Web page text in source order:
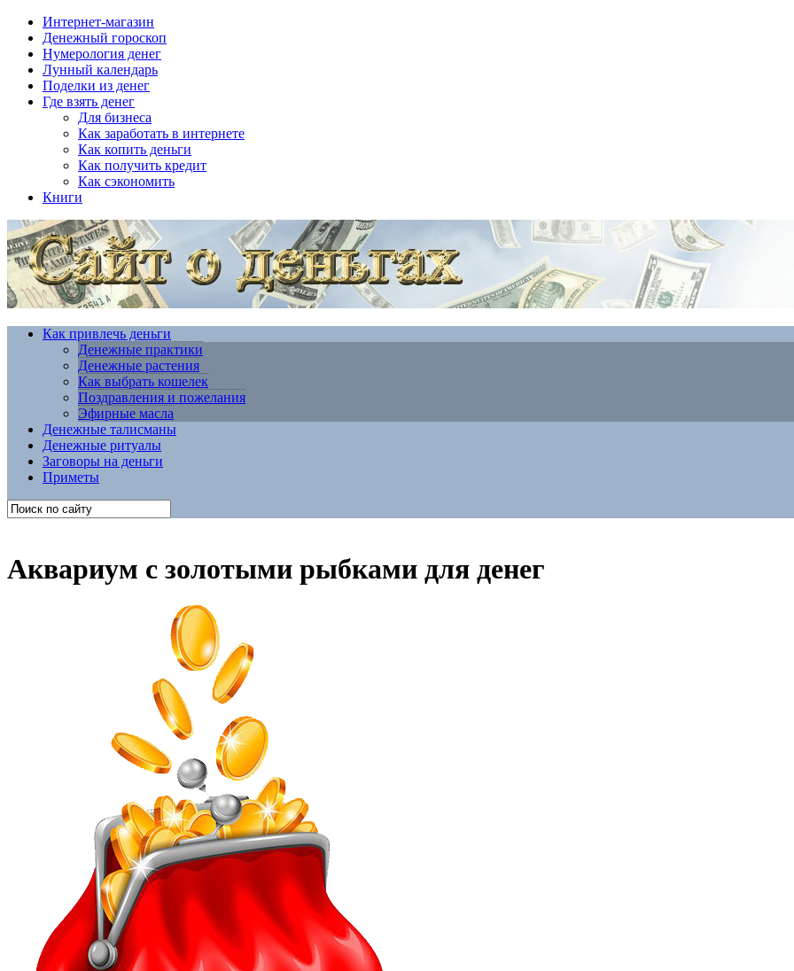
Интернет-магазин
Денежный гороскоп
Нумерология денег
Лунный календарь
Поделки из денег
Где взять денег
Для бизнеса
Как заработать в интернете
Как копить деньги
Как получить кредит
Как сэкономить
Книги
Как привлечь деньги
Денежные практики
Денежные растения
Как выбрать кошелек
Поздравления и пожелания
Эфирные масла
Денежные талисманы
Денежные ритуалы
Заговоры на деньги
Приметы
Аквариум с золотыми рыбками для денег